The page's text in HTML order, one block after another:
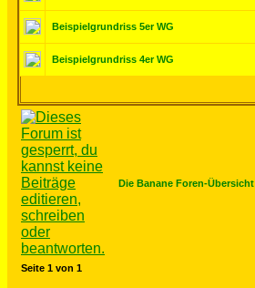
Beispielgrundriss 5er WG
Beispielgrundriss 4er WG
Die Banane Foren-Übersicht
Seite 1 von 1